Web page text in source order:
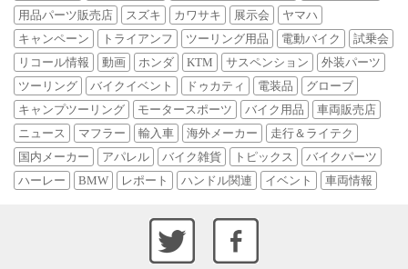
用品パーツ販売店
スズキ カワサキ 展示会
ヤマハ
キャンペーン
トライアンフ ツーリング用品 電動バイク
試乗会
リコール情報
動画 ホンダ KTM サスペンション
外装パーツ
ツーリング
バイクイベント ドゥカティ 電装品
グローブ
キャンプツーリング
モータースポーツ バイク用品
車両販売店
ニュース
マフラー 輸入車 海外メーカー
走行＆ライテク
国内メーカー
アパレル バイク雑貨 トピックス
バイクパーツ
ハーレー
BMW レポート ハンドル関連 イベント 車両情報